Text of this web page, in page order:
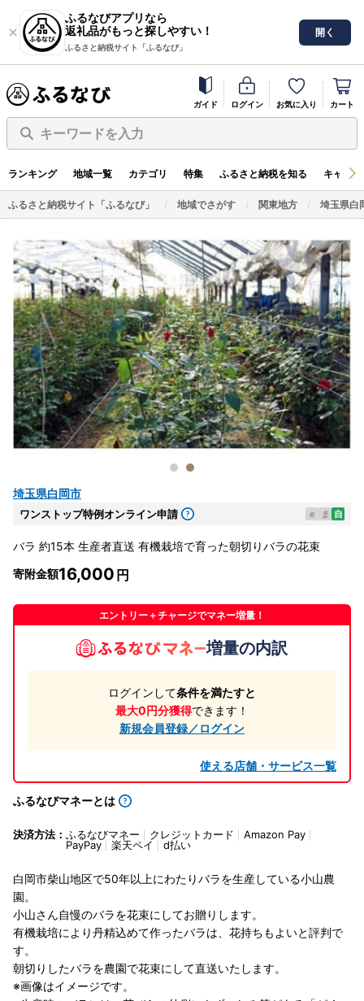
ふるなびアプリなら
返礼品がもっと探しやすい！
ふるさと納税サイト「ふるなび」
開く
ガイド ログイン お気に入り カート
キーワードを入力
ランキング 地域一覧 カテゴリ 特集 ふるさと納税を知る キャン
ふるさと納税サイト「ふるなび」 地域でさがす 関東地方 埼玉県白
埼玉県白岡市
ワンストップ特例オンライン申請 e ま 自
バラ 約15本 生産者直送 有機栽培で育った朝切りバラの花束
寄附金額16,000
エントリー＋チャージでマネー増量！
増量の内訳
ログインして条件を満たすと
最大0円分獲得できます！
新規会員登録／ログイン
使える店舗・サービス一覧
ふるなびマネーとは
決済方法： ふるなびマネー クレジットカード
Amazon Pay
PayPay
楽天ペイ d払い
白岡市柴山地区で50年以上にわたりバラを生産している小山農
園。
小山さん自慢のバラを花束にしてお贈りします。
有機栽培により丹精込めて作ったバラは、花持ちもよいと評判で
す。
朝切りしたバラを農園で花束にして直送いたします。
※画像はイメージです。